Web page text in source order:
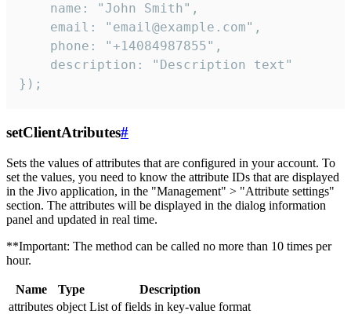
    name: "John Smith",
    email: "email@example.com",
    phone: "+14084987855",
    description: "Description text"
});
setClientAtributes#
Sets the values ​​of attributes that are configured in your account. To
set the values, you need to know the attribute IDs that are displayed
in the Jivo application, in the "Management" > "Attribute settings"
section. The attributes will be displayed in the dialog information
panel and updated in real time.
**Important: The method can be called no more than 10 times per
hour.
Name Type
Description
attributes object List of fields in key-value format